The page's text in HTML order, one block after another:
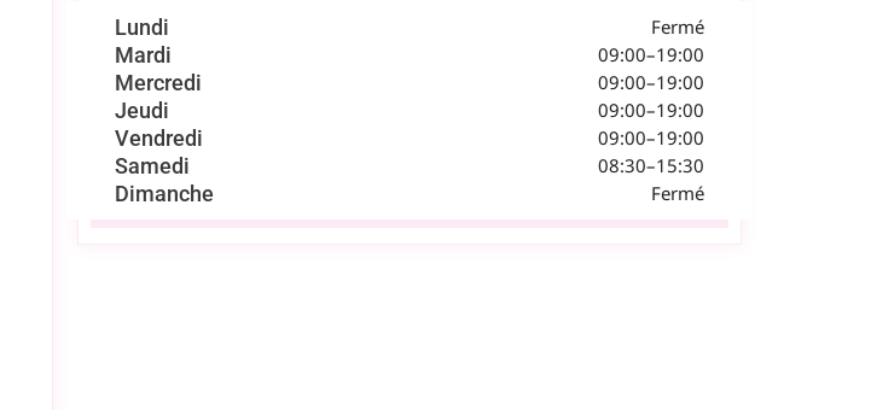
Lundi Fermé
Mardi 09:00–19:00
Mercredi 09:00–19:00
Jeudi 09:00–19:00
Vendredi 09:00–19:00
Samedi 08:30–15:30
Dimanche Fermé